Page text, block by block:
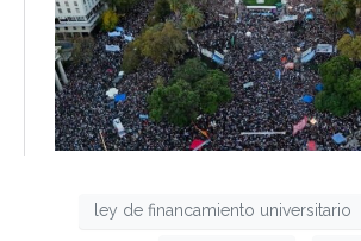
ley de financamiento universitario